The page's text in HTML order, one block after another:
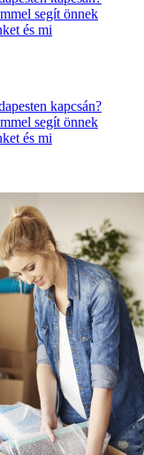
segít önnek
és mi
kapcsán?
segít önnek
és mi